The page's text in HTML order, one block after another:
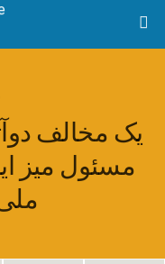
یک مخالف
مسئول میز